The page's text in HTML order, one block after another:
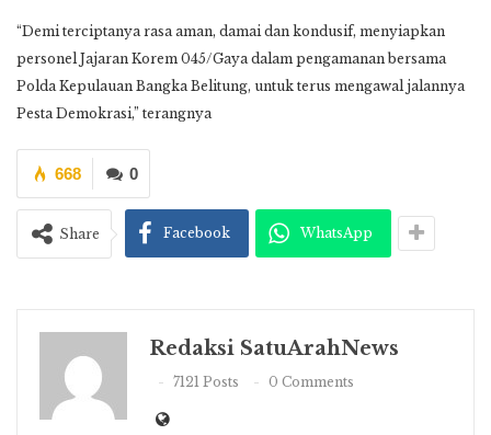
“Demi terciptanya rasa aman, damai dan kondusif, menyiapkan
personel Jajaran Korem 045/Gaya dalam pengamanan bersama
Polda Kepulauan Bangka Belitung, untuk terus mengawal jalannya
Pesta Demokrasi,” terangnya
0
668
Share Facebook WhatsApp
Redaksi SatuArahNews
7121 Posts 0 Comments